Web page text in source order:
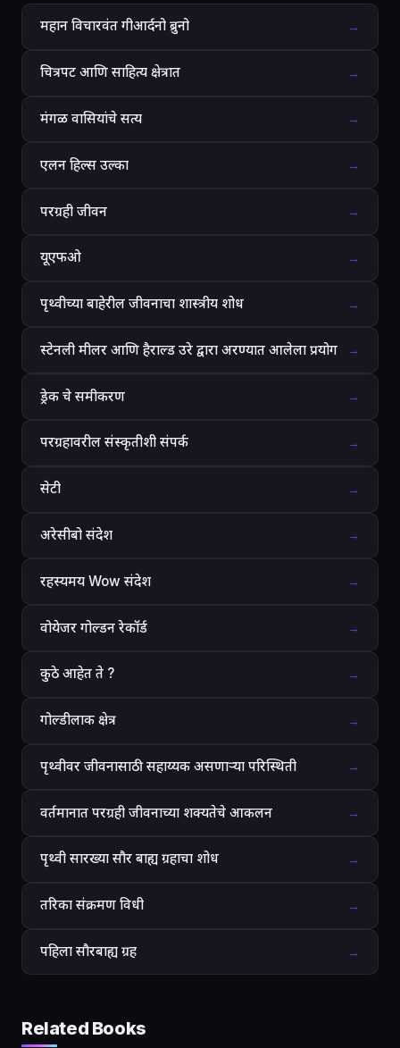
महान विचारवंत गीआर्दनो ब्रुनो →
चित्रपट आणि साहित्य क्षेत्रात →
मंगळ वासियांचे सत्य →
एलन हिल्स उल्का →
परग्रही जीवन →
यूएफओ →
पृथ्वीच्या बाहेरील जीवनाचा शास्त्रीय शोध →
स्टेनली मीलर आणि हैराल्ड उरे द्वारा अरण्यात आलेला प्रयोग →
ड्रेक चे समीकरण →
परग्रहावरील संस्कृतीशी संपर्क →
सेटी →
अरेसीबो संदेश →
रहस्यमय Wow संदेश →
वोयेजर गोल्डन रेकॉर्ड →
कुठे आहेत ते ? →
गोल्डीलाक क्षेत्र →
पृथ्वीवर जीवनासाठी सहाय्यक असणाऱ्या परिस्थिती →
वर्तमानात परग्रही जीवनाच्या शक्यतेचे आकलन →
पृथ्वी सारख्या सौर बाह्य ग्रहाचा शोध →
तरिका संक्रमण विधी →
पहिला सौरबाह्य ग्रह →
Related Books